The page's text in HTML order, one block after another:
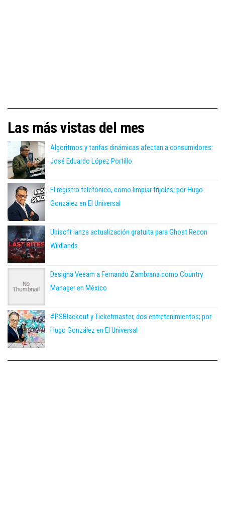
Las más vistas del mes
Algoritmos y tarifas dinámicas afectan a consumidores:
José Eduardo López Portillo
El registro telefónico, como limpiar frijoles; por Hugo
González en El Universal
Ubisoft lanza actualización gratuita para Ghost Recon
Wildlands
Designa Veeam a Fernando Zambrana como Country
Manager en México
#PSBlackout y Ticketmaster, dos entretenimientos; por
Hugo González en El Universal